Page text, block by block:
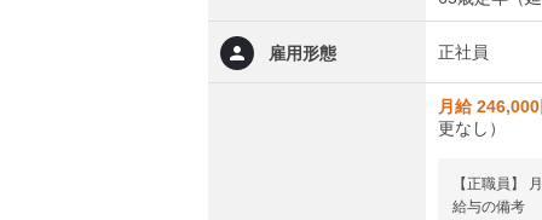
雇用形態 正社員
月給
更なし）
【正職員】
給与の備考